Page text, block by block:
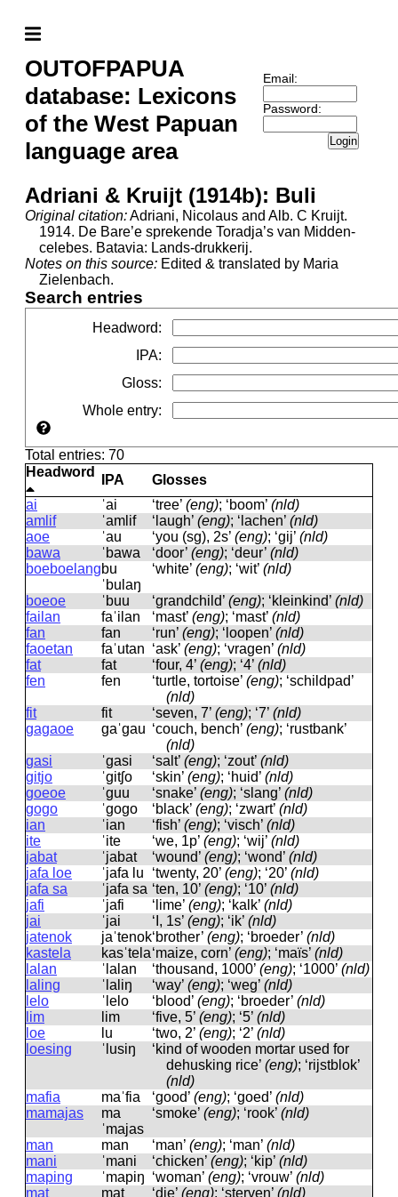
OUTOFPAPUA
database: Lexicons
of the West Papuan
language area
Email:
Password:
Login
Adriani & Kruijt (1914b): Buli
Original citation:Adriani, Nicolaus and Alb. C Kruijt.
1914. De Bare’e sprekende Toradja’s van Midden-
celebes. Batavia: Lands-drukkerij.
Notes on this source: Edited & translated by Maria
Zielenbach.
Search entries
Headword:
IPA:
Gloss:
Whole entry:
Total entries: 70
Headword
IPA
Glosses
ai
ˈai ‘tree’ (eng); ‘boom’ (nld)
amlif
ˈamlif ‘laugh’ (eng); ‘lachen’ (nld)
aoe
ˈau ‘you (sg), 2s’ (eng); ‘gij’ (nld)
bawa
ˈbawa ‘door’ (eng); ‘deur’ (nld)
boeboelangbu
ˈbulaŋ
‘white’ (eng); ‘wit’ (nld)
boeoe ˈbuu ‘grandchild’ (eng); ‘kleinkind’ (nld)
failan
faˈilan ‘mast’ (eng); ‘mast’ (nld)
fan
fan ‘run’ (eng); ‘loopen’ (nld)
faoetan
faˈutan ‘ask’ (eng); ‘vragen’ (nld)
fat
fat ‘four, 4’ (eng); ‘4’ (nld)
fen
fen ‘turtle, tortoise’ (eng); ‘schildpad’
(nld)
fit
fit ‘seven, 7’ (eng); ‘7’ (nld)
gagaoe
ɡaˈɡau ‘couch, bench’ (eng); ‘rustbank’
(nld)
gasi
ˈɡasi ‘salt’ (eng); ‘zout’ (nld)
gitjo
ˈɡitʃo ‘skin’ (eng); ‘huid’ (nld)
goeoe
ˈɡuu ‘snake’ (eng); ‘slang’ (nld)
gogo
ˈɡoɡo ‘black’ (eng); ‘zwart’ (nld)
ian
ˈian ‘fish’ (eng); ‘visch’ (nld)
ite
ˈite ‘we, 1p’ (eng); ‘wij’ (nld)
jabat
ˈjabat ‘wound’ (eng); ‘wond’ (nld)
jafa loe
ˈjafa lu ‘twenty, 20’ (eng); ‘20’ (nld)
jafa sa
ˈjafa sa ‘ten, 10’ (eng); ‘10’ (nld)
jafi
ˈjafi ‘lime’ (eng); ‘kalk’ (nld)
jai
ˈjai ‘I, 1s’ (eng); ‘ik’ (nld)
jatenok
jaˈtenok‘brother’ (eng); ‘broeder’ (nld)
kastela
kasˈtela‘maize, corn’ (eng); ‘maïs’ (nld)
lalan
ˈlalan ‘thousand, 1000’ (eng); ‘1000’ (nld)
laling
ˈlaliŋ ‘way’ (eng); ‘weg’ (nld)
lelo
ˈlelo ‘blood’ (eng); ‘broeder’ (nld)
lim
lim ‘five, 5’ (eng); ‘5’ (nld)
loe
lu ‘two, 2’ (eng); ‘2’ (nld)
loesing
ˈlusiŋ
‘kind of wooden mortar used for
dehusking rice’ (eng); ‘rijstblok’
(nld)
mafia
maˈfia ‘good’ (eng); ‘goed’ (nld)
mamajas
ma
ˈmajas
‘smoke’ (eng); ‘rook’ (nld)
man man ‘man’ (eng); ‘man’ (nld)
mani
ˈmani ‘chicken’ (eng); ‘kip’ (nld)
maping
ˈmapiŋ ‘woman’ (eng); ‘vrouw’ (nld)
mat
mat ‘die’ (eng); ‘sterven’ (nld)